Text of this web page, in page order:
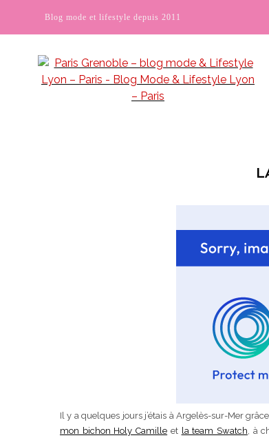
Blog mode et lifestyle depuis 2011
Il y a quelques jours j’étais à Argelès-sur-Mer
mon bichon Holy Camille et la team Swatch, à